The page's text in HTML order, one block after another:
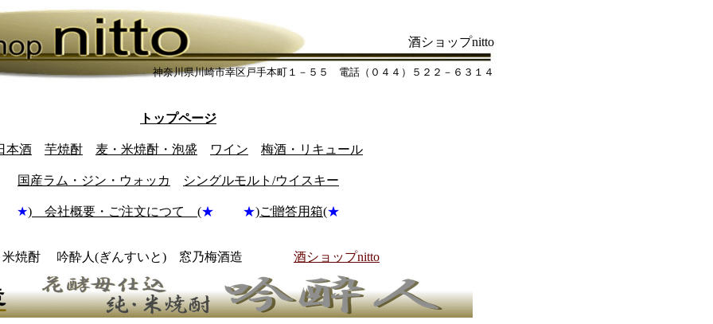
酒ショップnitto
神奈川県川崎市幸区戸手本町１－５５ 電話（０４４）５２２－６３１４
トップページ
本酒 芋焼酎 麦・米焼酎・泡盛 ワイン 梅酒・リキュール
国産ラム・ジン・ウォッカ シングルモルト/ウイスキー
★) 会社概要・ご注文につて (★ ★)ご贈答用箱(★
米焼酎 吟酔人 (ぎんすいと) 窓乃梅酒造 酒ショップnitto